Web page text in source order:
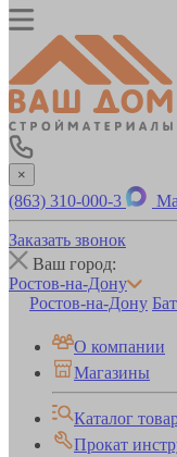
×
(863) 310-000-3
Заказать звонок
Ваш город:
Ростов-на-Дону
Ростов-на-Дону
О компании
Магазины
Каталог
Прокат